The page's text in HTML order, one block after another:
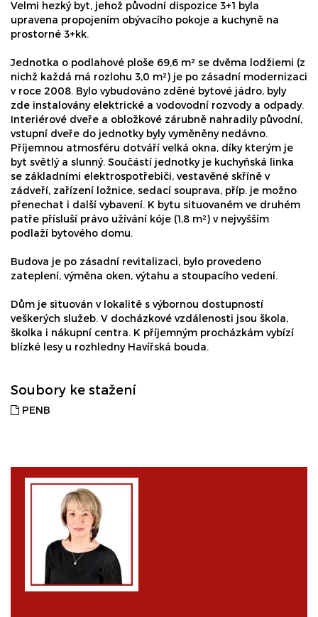
Velmi hezký byt, jehož původní dispozice 3+1 byla
upravena propojením obývacího pokoje a kuchyně na
prostorné 3+kk.
Jednotka o podlahové ploše 69,6 m² se dvěma lodžiemi (z
nichž každá má rozlohu 3,0 m²) je po zásadní modernizaci
v roce 2008. Bylo vybudováno zděné bytové jádro, byly
zde instalovány elektrické a vodovodní rozvody a odpady.
Interiérové dveře a obložkové zárubně nahradily původní,
vstupní dveře do jednotky byly vyměněny nedávno.
Příjemnou atmosféru dotváří velká okna, díky kterým je
byt světlý a slunný. Součástí jednotky je kuchyňská linka
se základními elektrospotřebiči, vestavěné skříně v
zádveří, zařízení ložnice, sedací souprava, příp. je možno
přenechat i další vybavení. K bytu situovaném ve druhém
patře přísluší právo užívání kóje (1,8 m²) v nejvyšším
podlaží bytového domu.
Budova je po zásadní revitalizaci, bylo provedeno
zateplení, výměna oken, výtahu a stoupacího vedení.
Dům je situován v lokalitě s výbornou dostupností
veškerých služeb. V docházkové vzdálenosti jsou škola,
školka i nákupní centra. K příjemným procházkám vybízí
blízké lesy u rozhledny Havířská bouda.
Soubory ke stažení
PENB